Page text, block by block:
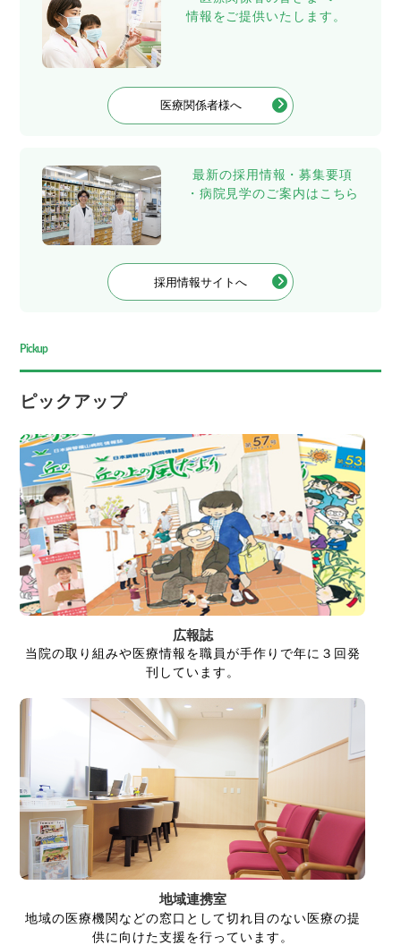
情報をご提供いたします。
医療関係者様へ
最新の採用情報・募集要項
・病院見学のご案内はこちら
採用情報サイトへ
Pickup
ピックアップ
広報誌
当院の取り組みや医療情報を職員が手作りで年に３回発
刊しています。
地域連携室
地域の医療機関などの窓口として切れ目のない医療の提
供に向けた支援を行っています。